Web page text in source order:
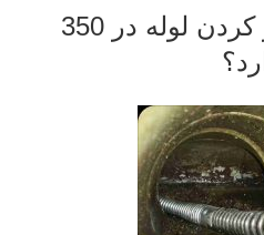
چه راهایی برای باز کردن لوله در 350